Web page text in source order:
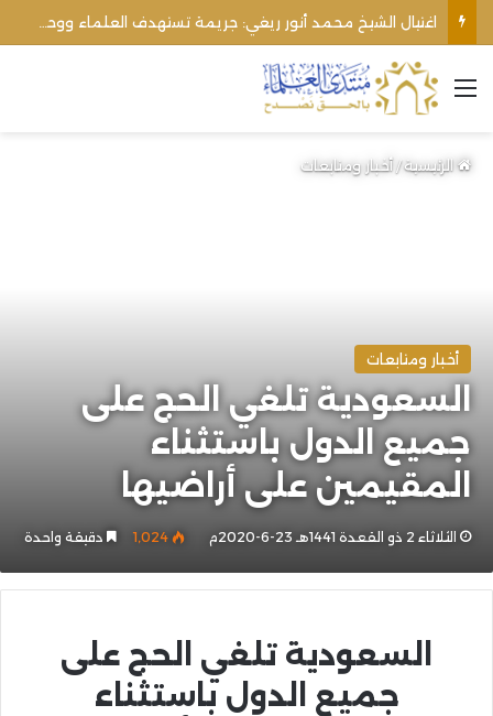
القائمة
الرئيسية/أخبار ومتابعات
أخبار ومتابعات
السعودية تلغي الحج على
جميع الدول باستثناء
المقيمين على أراضيها
الثلاثاء 2 ذو القعدة 1441هـ 23-6-2020م 1٬024 دقيقة واحدة
السعودية تلغي الحج على
جميع الدول باستثناء